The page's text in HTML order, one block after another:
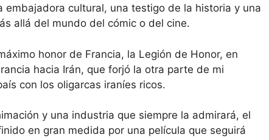
embajadora cultural, una testigo de la historia y una
allá del mundo del cómic o del cine.
honor de Francia, la Legión de Honor, en
hacia Irán, que forjó la otra parte de mi
con los oligarcas iraníes ricos.
y una industria que siempre la admirará, el
en gran medida por una película que seguirá